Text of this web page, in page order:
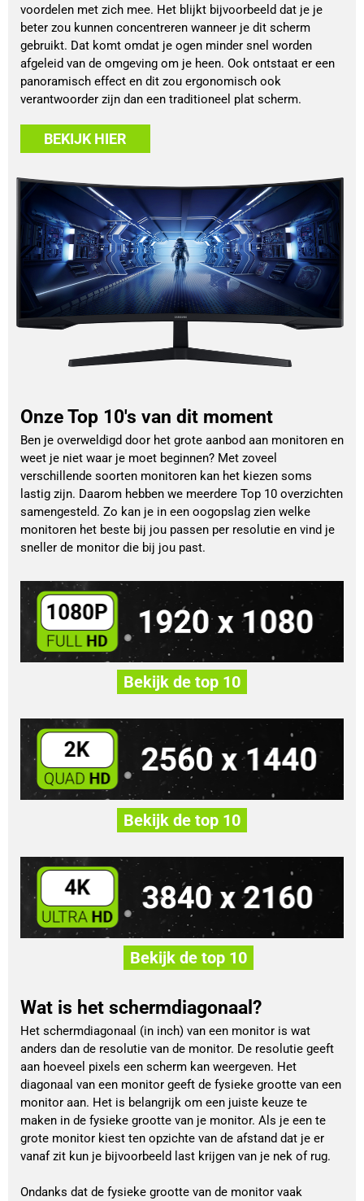
voordelen met zich mee. Het blijkt bijvoorbeeld dat je je
beter zou kunnen concentreren wanneer je dit scherm
gebruikt. Dat komt omdat je ogen minder snel worden
afgeleid van de omgeving om je heen. Ook ontstaat er een
panoramisch effect en dit zou ergonomisch ook
verantwoorder zijn dan een traditioneel plat scherm.
BEKIJK HIER
Onze Top 10's van dit moment
Ben je overweldigd door het grote aanbod aan monitoren en
weet je niet waar je moet beginnen? Met zoveel
verschillende soorten monitoren kan het kiezen soms
lastig zijn. Daarom hebben we meerdere Top 10 overzichten
samengesteld. Zo kan je in een oogopslag zien welke
monitoren het beste bij jou passen per resolutie en vind je
sneller de monitor die bij jou past.
Bekijk de top 10
Bekijk de top 10
Bekijk de top 10
Wat is het schermdiagonaal?
Het schermdiagonaal (in inch) van een monitor is wat
anders dan de resolutie van de monitor. De resolutie geeft
aan hoeveel pixels een scherm kan weergeven. Het
diagonaal van een monitor geeft de fysieke grootte van een
monitor aan. Het is belangrijk om een juiste keuze te
maken in de fysieke grootte van je monitor. Als je een te
grote monitor kiest ten opzichte van de afstand dat je er
vanaf zit kun je bijvoorbeeld last krijgen van je nek of rug.
Ondanks dat de fysieke grootte van de monitor vaak